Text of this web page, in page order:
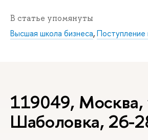
В статье упомянуты
Высшая школа бизнеса,Поступление
119049, Москва,
Шаболовка, 26-